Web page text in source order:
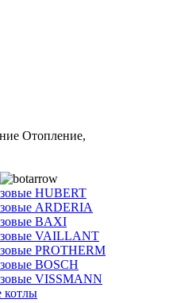
Отопление,
HUBERT
ARDERIA
BAXI
VAILLANT
PROTHERM
BOSCH
VISSMANN
котлы